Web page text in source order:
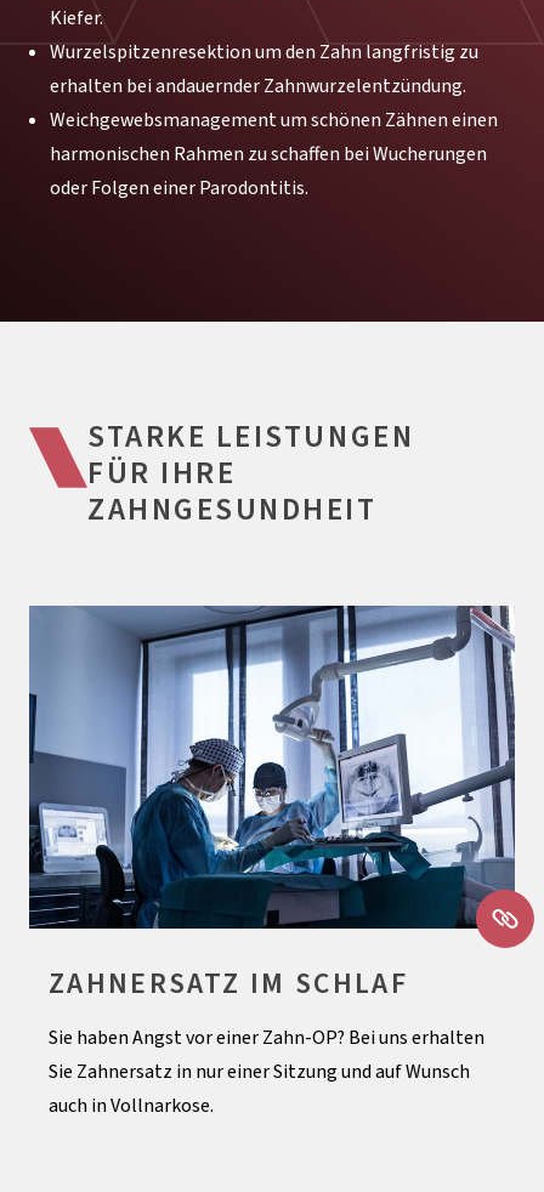
Kiefer.
Wurzelspitzenresektion um den Zahn langfristig zu
erhalten bei andauernder Zahnwurzelentzündung.
Weichgewebsmanagement um schönen Zähnen einen
harmonischen Rahmen zu schaffen bei Wucherungen
oder Folgen einer Parodontitis.
STARKE LEISTUNGEN
FÜR IHRE
ZAHNGESUNDHEIT
ZAHNERSATZ IM SCHLAF
Sie haben Angst vor einer Zahn-OP? Bei uns erhalten
Sie Zahnersatz in nur einer Sitzung und auf Wunsch
auch in Vollnarkose.